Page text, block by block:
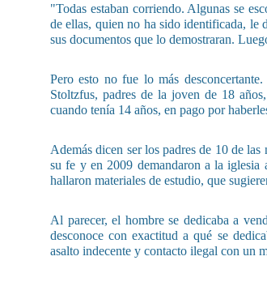
"Todas estaban corriendo. Algunas se
de ellas, quien no ha sido identificada, le
sus documentos que lo demostraran.
Pero esto no fue lo más
Stoltzfus, padres de la joven de 18
cuando tenía 14 años, en pago por
Además dicen ser los padres de 10 de
su fe y en 2009 demandaron a la iglesia
hallaron materiales de estudio, que
Al parecer, el hombre se dedicaba a
desconoce con exactitud a qué se
asalto indecente y contacto ilegal con un